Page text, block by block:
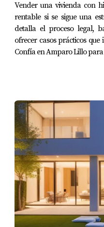
decidió venderla, se
sin este documento
proceso y reunir la
renovarla a tiempo y
Caso 3: La familia
enfrentó a un obstáculo:
cédula actualizada.
en gestión inmobiliaria
que podían negociar una
asegurar que el vendedor
del cierre. Gracias a esta
hogar sin complicaciones.
Conclusión
Vender una vivienda con
rentable si se sigue una
detalla el proceso legal,
ofrecer casos prácticos
Confía en Amparo Lillo para